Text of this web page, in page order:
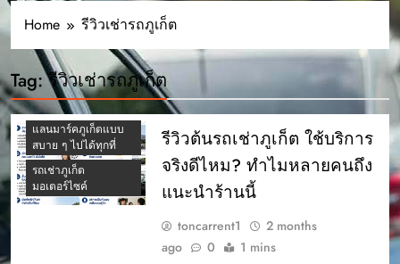
Home รีวิวเช่ารถภูเก็ต
Tag:รีวิวเช่ารถภูเก็ต
7ที่นั่งเช่าขับภูเก็ตยอด
นิยม
CAR RENTAL
PHUKET
ขับรถเช่าภูเก็ต เที่ยว
แลนมาร์คภูเก็ตแบบ
สบาย ๆ ไปได้ทุกที่
รถเช่าภูเก็ต
มอเตอร์ไซค์
รีวิวต้นรถเช่าภูเก็ต ใช้บริการ
จริงดีไหม? ทำไมหลายคนถึง
แนะนำร้านนี้
toncarrent1
2 months
ago
0 1 mins